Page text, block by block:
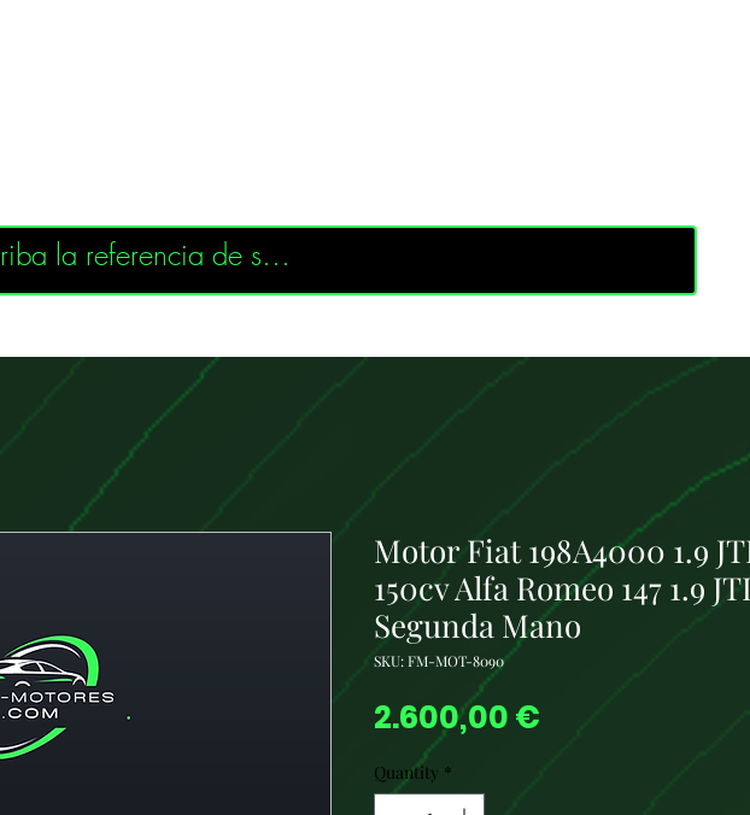
Motor Fiat 198A4000 1.9
150cv Alfa Romeo 147 1.9
Segunda Mano
SKU: FM-MOT-8090
2.600,00 €
Quantity *